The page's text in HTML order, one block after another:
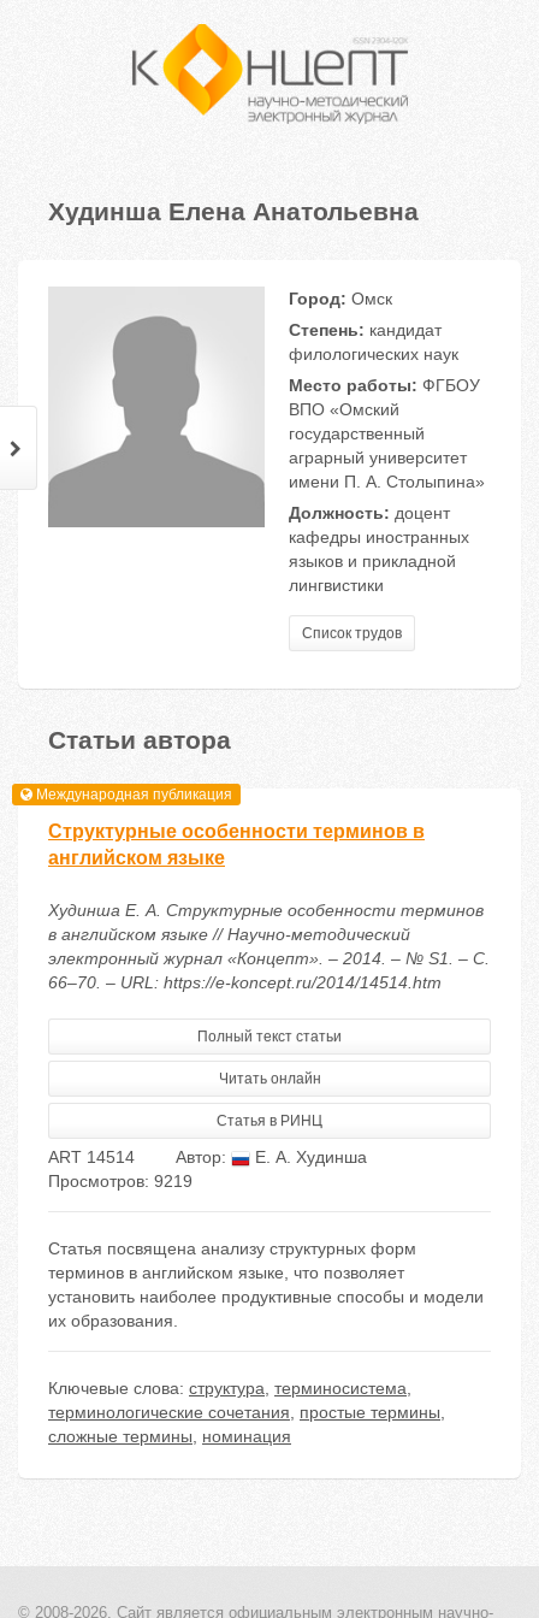
Худинша Елена Анатольевна
Город: Омск
Степень: кандидат
филологических наук
Место работы: ФГБОУ
ВПО «Омский
государственный
аграрный университет
имени П. А. Столыпина»
Должность: доцент
кафедры иностранных
языков и прикладной
лингвистики
Список трудов
Статьи автора
Международная публикация
Структурные особенности терминов в
английском языке
Худинша Е. А. Структурные особенности терминов
в английском языке // Научно-методический
электронный журнал «Концепт». – 2014. – № S1. – С.
66–70. – URL: https://e-koncept.ru/2014/14514.htm
Полный текст статьи
Читать онлайн
Статья в РИНЦ
ART 14514 Автор:
Е. А. Худинша
Просмотров: 9219
Статья посвящена анализу структурных форм
терминов в английском языке, что позволяет
установить наиболее продуктивные способы и модели
их образования.
Ключевые слова: структура, терминосистема,
терминологические сочетания, простые термины,
сложные термины, номинация
© 2008-2026, Сайт является официальным электронным научно-